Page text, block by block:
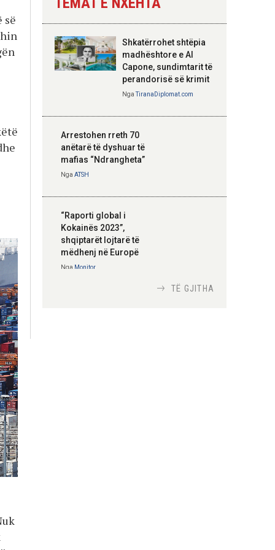
së
Hoxha takim me
zyrtarë të lartë të
DASH: Angazhim i
përbashkët për
strategjik
Shkatërrohet shtëpia
madhështore e Al
Capone, sundimtarit të
perandorisë së krimit
NgaTiranaDiplomat.com
Arrestohen rreth 70
anëtarë të dyshuar të
mafias “Ndrangheta”
Nga ATSH
“Raporti global i
Kokainës 2023”,
shqiptarët lojtarë të
mëdhenj në Europë
Nga Monitor
TË GJITHA